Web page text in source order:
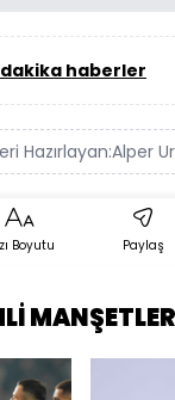
haberler
Hazırlayan:Alper
Boyutu Paylaş